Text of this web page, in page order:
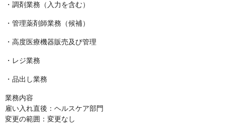
・調剤業務（入力を含む）
・管理薬剤師業務（候補）
・高度医療機器販売及び管理
・レジ業務
・品出し業務
業務内容
雇い入れ直後：ヘルスケア部門
変更の範囲：変更なし